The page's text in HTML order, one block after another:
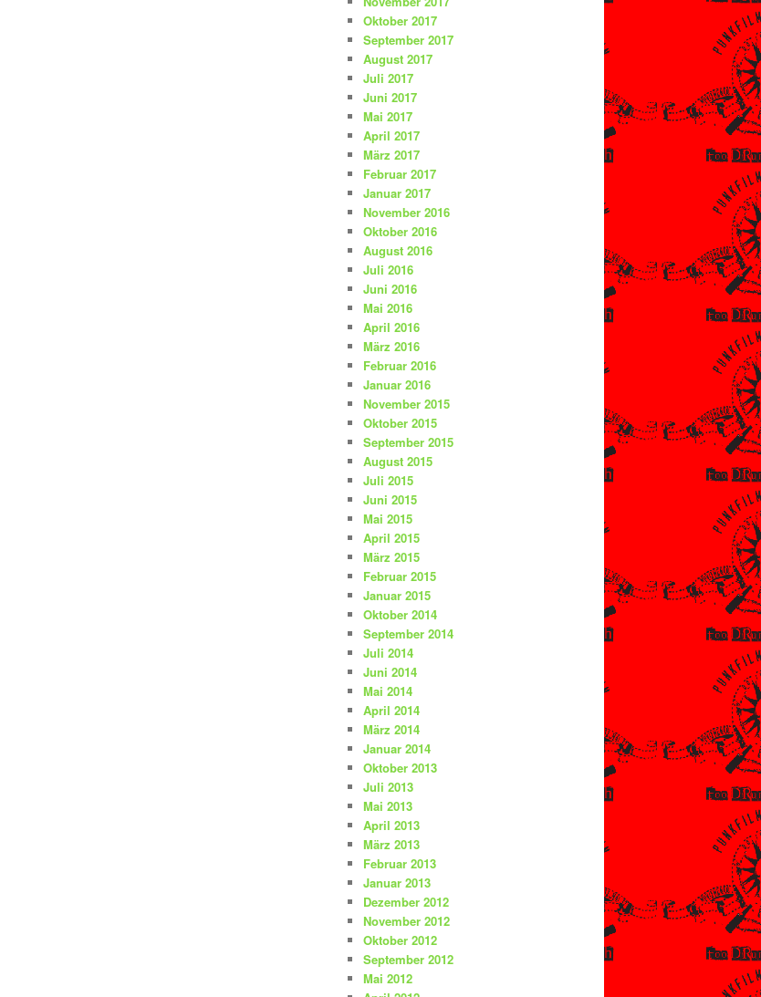
Oktober 2017
September 2017
August 2017
Juli 2017
Juni 2017
Mai 2017
April 2017
März 2017
Februar 2017
Januar 2017
November 2016
Oktober 2016
August 2016
Juli 2016
Juni 2016
Mai 2016
April 2016
März 2016
Februar 2016
Januar 2016
November 2015
Oktober 2015
September 2015
August 2015
Juli 2015
Juni 2015
Mai 2015
April 2015
März 2015
Februar 2015
Januar 2015
Oktober 2014
September 2014
Juli 2014
Juni 2014
Mai 2014
April 2014
März 2014
Januar 2014
Oktober 2013
Juli 2013
Mai 2013
April 2013
März 2013
Februar 2013
Januar 2013
Dezember 2012
November 2012
Oktober 2012
September 2012
Mai 2012